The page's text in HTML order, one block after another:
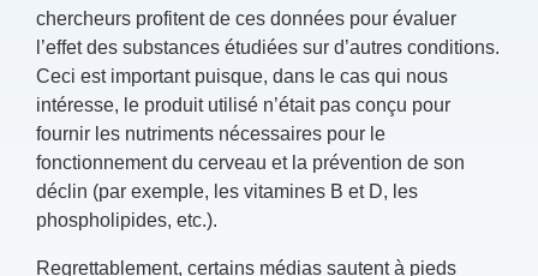
chercheurs profitent de ces données pour évaluer
l’effet des substances étudiées sur d’autres conditions.
Ceci est important puisque, dans le cas qui nous
intéresse, le produit utilisé n’était pas conçu pour
fournir les nutriments nécessaires pour le
fonctionnement du cerveau et la prévention de son
déclin (par exemple, les vitamines B et D, les
phospholipides, etc.).
Regrettablement, certains médias sautent à pieds